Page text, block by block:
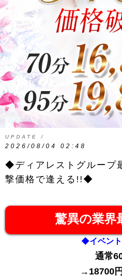
UPDATE /
2026/08/04 02:48
◆ディアレストグループ
撃価格で逢える!!◆
驚異の業界
◆イベン
通常
→18700円